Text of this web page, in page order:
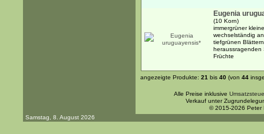
Eugenia
(10 Korn)
immergrüner
wechselständig
tiefgrünen
heraussragenden
Früchte
angezeigte Produkte: 21 bis 40 (von 44
Alle Preise inklusive
Verkauf unter
© 2015-2026 Peter
Samstag, 8. August 2026